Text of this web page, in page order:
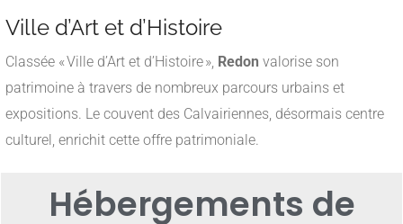
Ville d’Art et d’Histoire
Classée « Ville d’Art et d’Histoire », Redon valorise son
patrimoine à travers de nombreux parcours urbains et
expositions. Le couvent des Calvairiennes, désormais centre
culturel, enrichit cette offre patrimoniale.
Hébergements de